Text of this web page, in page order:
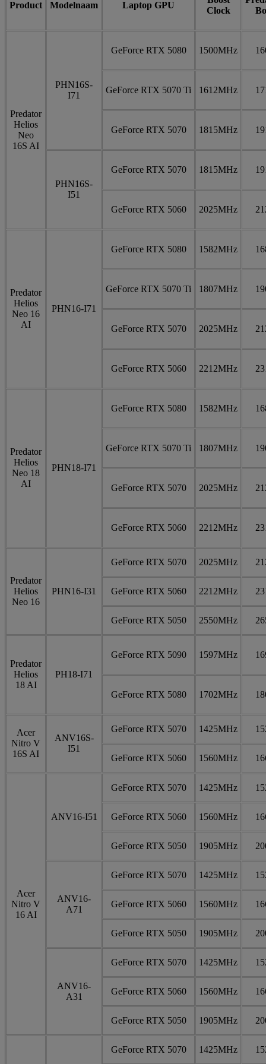
Product Modelnaam Laptop GPU
Clock
Predator
Helios
Neo
16S AI
PHN16S-
I71
GeForce RTX 5080 1500MHz
GeForce RTX 5070 Ti 1612MHz
GeForce RTX 5070 1815MHz
PHN16S-
I51
GeForce RTX 5070 1815MHz
GeForce RTX 5060 2025MHz
Predator
Helios
Neo 16
AI
PHN16-I71
GeForce RTX 5080 1582MHz
GeForce RTX 5070 Ti 1807MHz
GeForce RTX 5070 2025MHz
GeForce RTX 5060 2212MHz
Predator
Helios
Neo 18
AI
PHN18-I71
GeForce RTX 5080 1582MHz
GeForce RTX 5070 Ti 1807MHz
GeForce RTX 5070 2025MHz
GeForce RTX 5060 2212MHz
Predator
Helios
Neo 16
PHN16-I31
GeForce RTX 5070 2025MHz
GeForce RTX 5060 2212MHz
GeForce RTX 5050 2550MHz
Predator
Helios
18 AI
PH18-I71
GeForce RTX 5090 1597MHz
GeForce RTX 5080 1702MHz
Acer
Nitro V
16S AI
ANV16S-
I51
GeForce RTX 5070 1425MHz
GeForce RTX 5060 1560MHz
Acer
Nitro V
16 AI
ANV16-I51
GeForce RTX 5070 1425MHz
GeForce RTX 5060 1560MHz
GeForce RTX 5050 1905MHz
ANV16-
A71
GeForce RTX 5070 1425MHz
GeForce RTX 5060 1560MHz
GeForce RTX 5050 1905MHz
ANV16-
A31
GeForce RTX 5070 1425MHz
GeForce RTX 5060 1560MHz
GeForce RTX 5050 1905MHz
GeForce RTX 5070 1425MHz